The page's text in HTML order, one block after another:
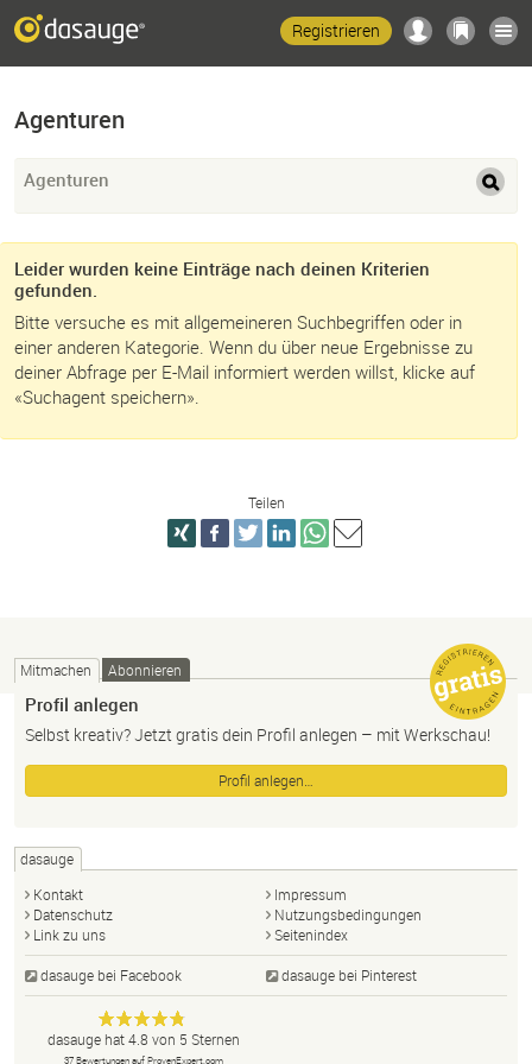
Registrieren
Agenturen
Agenturen
Leider wurden keine Einträge nach deinen Kriterien
gefunden.
Bitte versuche es mit allgemeineren Suchbegriffen oder in
einer anderen Kategorie. Wenn du über neue Ergebnisse zu
deiner Abfrage per E-Mail informiert werden willst, klicke auf
«Suchagent speichern».
Teilen
Mitmachen Abonnieren
Profil anlegen
Selbst kreativ? Jetzt gratis dein Profil anlegen – mit Werkschau!
Profil anlegen…
dasauge
Kontakt
Impressum
Datenschutz
Nutzungsbedingungen
Link zu uns
Seitenindex
dasauge bei Facebook dasauge bei Pinterest
dasauge
Designer,
Anonym
dasaugehat4.8 von 5 Sternen
37Bewertungen auf ProvenExpert.com